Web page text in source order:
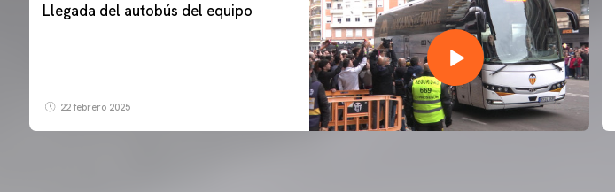
Llegada del autobús del equipo
22 febrero 2025